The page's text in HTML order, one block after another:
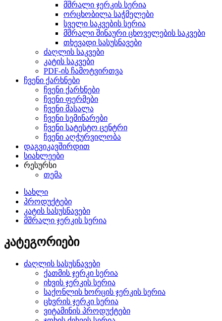
მშრალი ჯერკის სერია
ორცხობილა საჭმელები
სველი საკვების სერია
მშრალი შინაური ცხოველების საკვები
თხევადი სასუსნავები
ძაღლის საკვები
კატის საკვები
PDF-ის ჩამოტვირთვა
ჩვენი ქარხნები
ჩვენი ქარხნები
ჩვენი ფერმები
ჩვენი მასალა
ჩვენი სემინარები
ჩვენი სატესტო ცენტრი
ჩვენი აღჭურვილობა
დაგვიკავშირდით
სიახლეები
რესურსი
თემა
სახლი
პროდუქტები
კატის სასუსნავები
მშრალი ჯერკის სერია
კატეგორიები
ძაღლის სასუსნავები
ქათმის ჯერკი სერია
იხვის ჯერკის სერია
საქონლის ხორცის ჯერკის სერია
ცხვრის ჯერკი სერია
ვიტამინის პროდუქტები